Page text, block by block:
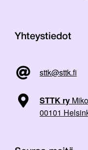
Yhteystiedot
sttk@sttk.fi
STTK ry
00101